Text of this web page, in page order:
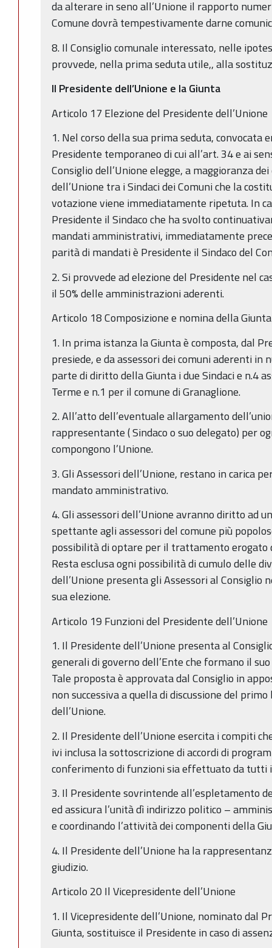
da alterare in seno all’Unione il rapporto
Comune dovrà tempestivamente darne
8. Il Consiglio comunale interessato, nelle
provvede, nella prima seduta utile,, alla
Il Presidente dell’Unione e la Giunta
Articolo 17 Elezione del Presidente dell’Unione
1. Nel corso della sua prima seduta, convocata
Presidente temporaneo di cui all’art. 34 e ai
Consiglio dell’Unione elegge, a maggioranza
dell’Unione tra i Sindaci dei Comuni che la
votazione viene immediatamente ripetuta. In
Presidente il Sindaco che ha svolto
mandati amministrativi, immediatamente
parità di mandati è Presidente il Sindaco del
2. Si provvede ad elezione del Presidente nel
il 50% delle amministrazioni aderenti.
Articolo 18 Composizione e nomina della Giunta
1. In prima istanza la Giunta è composta, dal
presiede, e da assessori dei comuni aderenti in
parte di diritto della Giunta i due Sindaci e n.4
Terme e n.1 per il comune di Granaglione.
2. All’atto dell’eventuale allargamento
rappresentante ( Sindaco o suo delegato) per
compongono l’Unione.
3. Gli Assessori dell’Unione, restano in carica
mandato amministrativo.
4. Gli assessori dell’Unione avranno diritto ad
spettante agli assessori del comune più
possibilità di optare per il trattamento erogato
Resta esclusa ogni possibilità di cumulo delle
dell’Unione presenta gli Assessori al Consiglio
sua elezione.
Articolo 19 Funzioni del Presidente dell’Unione
1. Il Presidente dell’Unione presenta al
generali di governo dell’Ente che formano il
Tale proposta è approvata dal Consiglio in
non successiva a quella di discussione del
dell’Unione.
2. Il Presidente dell’Unione esercita i compiti
ivi inclusa la sottoscrizione di accordi di
conferimento di funzioni sia effettuato da tutti
3. Il Presidente sovrintende all’espletamento
ed assicura l’unità dì indirizzo politico –
e coordinando l’attività dei componenti della
4. Il Presidente dell’Unione ha la
giudizio.
Articolo 20 Il Vicepresidente dell’Unione
1. Il Vicepresidente dell’Unione, nominato dal
Giunta, sostituisce il Presidente in caso di